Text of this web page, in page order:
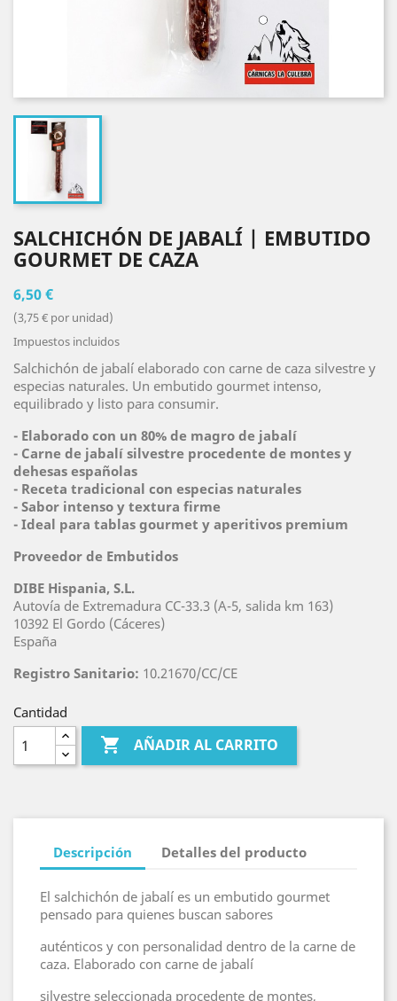
SALCHICHÓN DE JABALÍ | EMBUTIDO
GOURMET DE CAZA
6,50 €
(3,75 € por unidad)
Impuestos incluidos
Salchichón de jabalí elaborado con carne de caza silvestre y
especias naturales. Un embutido gourmet intenso,
equilibrado y listo para consumir.
- Elaborado con un 80% de magro de jabalí
- Carne de jabalí silvestre procedente de montes y
dehesas españolas
- Receta tradicional con especias naturales
- Sabor intenso y textura firme
- Ideal para tablas gourmet y aperitivos premium
Proveedor de Embutidos
DIBE Hispania, S.L.
Autovía de Extremadura CC-33.3 (A-5, salida km 163)
10392 El Gordo (Cáceres)
España
Registro Sanitario: 10.21670/CC/CE
Cantidad
 AÑADIR AL CARRITO
Descripción Detalles del producto
El salchichón de jabalí es un embutido gourmet
pensado para quienes buscan sabores
auténticos y con personalidad dentro de la carne de
caza. Elaborado con carne de jabalí
silvestre seleccionada procedente de montes,